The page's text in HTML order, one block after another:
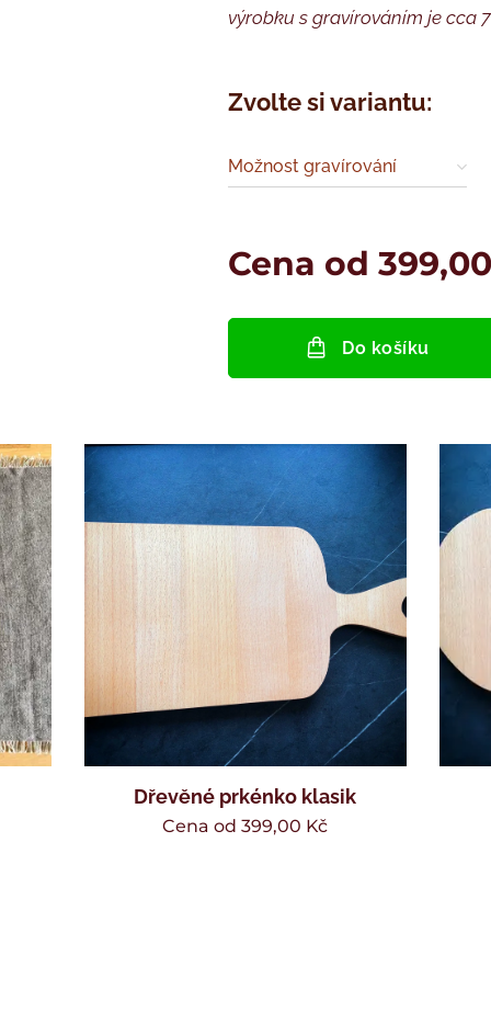
výrobku s gravírováním je cca
Zvolte si variantu:
Možnost gravírování
Cena od399,00
Do košíku
Dřevěné prkénko klasik
Cena od399,00 Kč